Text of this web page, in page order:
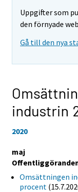
Uppgifter som
den förnyade
Gå till den nya
industrin
2020
maj
Omsättningen
procent